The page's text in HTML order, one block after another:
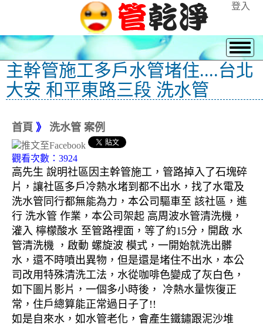
登入
主幹管施工多戶水管堵住....台北
大安 和平東路三段 洗水管
首頁 》 洗水管 案例
觀看次數：3924
高先生 說明社區因主幹管施工，管路掉入了石塊碎
片，讓社區多戶冷熱水堵到都不出水，找了水電及
洗水管同行都無能為力，本公司驅車至 該社區，進
行 洗水管 作業，本公司架起 高周波水管清洗機，
灌入 檸檬酸水 至管路裡面，等了約15分，開啟 水
管清洗機 ，啟動 螺旋波 模式，一開始就洗出髒
水，還不時噴出異物，但是還是堵住不出水，本公
司改用特殊清洗工法，水從咖啡色變成了灰白色，
如下圖片影片，一個多小時後， 冷熱水量恢復正
常，住戶總算能正常過日子了!!
如是自來水，如水管老化，會產生鐵鏽跟泥沙堆